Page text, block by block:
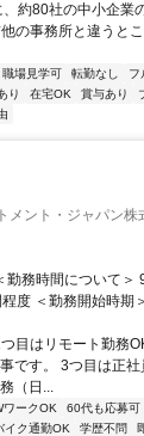
約80社の中小企業
の事務所と違うと
職場見学可 転勤なし フ
り 在宅OK 賞与あり
メント・ジャパン株
勤務時間について
度 ＜勤務開始時期
目はリモート勤務
です。 3つ目は正
（日...
ワークOK 60代も応募可
イク通勤OK 学歴不問